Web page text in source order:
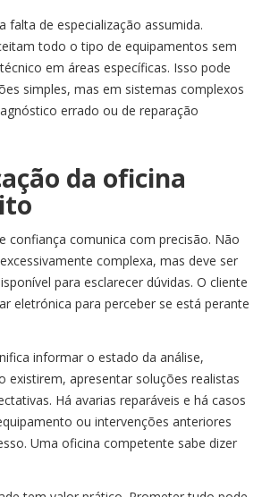
falta de especialização assumida.
todo o tipo de equipamentos sem
em áreas específicas. Isso pode
simples, mas em sistemas complexos
errado ou de reparação
da oficina
confiança comunica com precisão. Não
complexa, mas deve ser
para esclarecer dúvidas. O cliente
eletrónica para perceber se está perante
informar o estado da análise,
existirem, apresentar soluções realistas
Há avarias reparáveis e há casos
ou intervenções anteriores
Uma oficina competente sabe dizer